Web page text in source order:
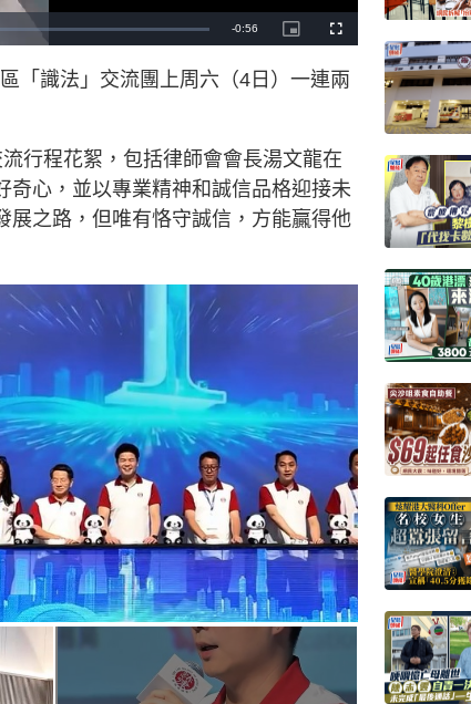
R
i
e
-0:56
P
i
u
P
i
c
t
u
r
e
F
u
s
c
「識法」交流團上周六（4日）一連兩
行程花絮，包括律師會會長湯文龍在
奇心，並以專業精神和誠信品格迎接未
展之路，但唯有恪守誠信，方能贏得他